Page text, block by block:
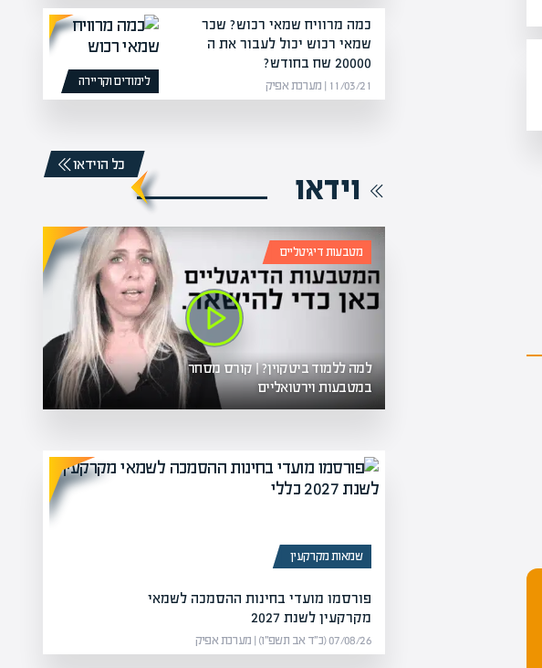
לימודים וקריירה
כמה מרוויח שמאי רכוש? שכר
שמאי רכוש יכול לעבור את ה
20000 שח בחודש?
11/03/21 | מערכת אפיק
וידאו
כל הוידאו
מטבעות דיגיטליים
למה ללמוד ביטקוין? | קורס מסחר
במטבעות וירטואליים
שמאות מקרקעין
פורסמו מועדי בחינות ההסמכה לשמאי
מקרקעין לשנת 2027
07/08/26 (כ״ד אב תשפ״ו) | מערכת אפיק